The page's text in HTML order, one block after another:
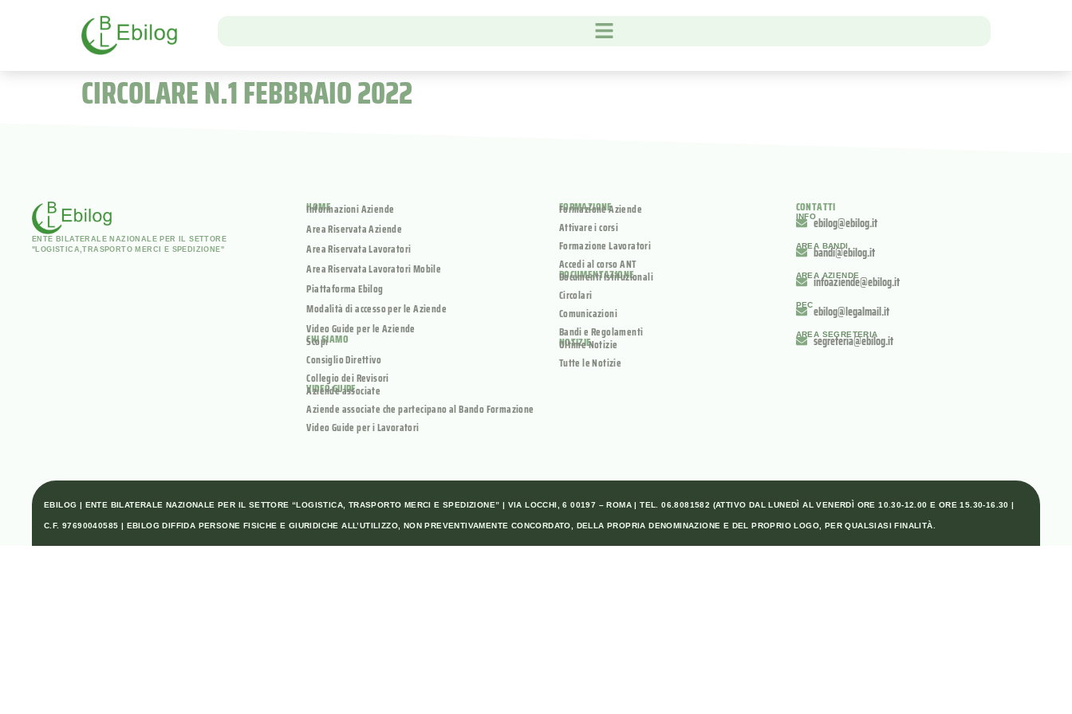
CIRCOLARE N.1 FEBBRAIO 2022
ENTE BILATERALE NAZIONALE PER IL SETTORE
"LOGISTICA,TRASPORTO MERCI E SPEDIZIONE"
HOME
Informazioni Aziende
Area Riservata Aziende
Area Riservata Lavoratori
Area Riservata Lavoratori Mobile
Piattaforma Ebilog
Modalità di accesso per le Aziende
Video Guide per le Aziende
CHI SIAMO
Scopi
Consiglio Direttivo
Collegio dei Revisori
VIDEO GUIDE
Aziende associate
Aziende associate che partecipano al Bando Formazione
Video Guide per i Lavoratori
FORMAZIONE
Formazione Aziende
Attivare i corsi
Formazione Lavoratori
Accedi al corso ANT
DOCUMENTAZIONE
Documenti Istituzionali
Circolari
Comunicazioni
Bandi e Regolamenti
NOTIZIE
Ultime Notizie
Tutte le Notizie
CONTATTI
INFOebilog@ebilog.it
AREA BANDI
bandi@ebilog.it
AREA AZIENDE
infoaziende@ebilog.it
PECebilog@legalmail.it
AREA SEGRETERIA
segreteria@ebilog.it
EBILOG | ENTE BILATERALE NAZIONALE PER IL SETTORE “LOGISTICA, TRASPORTO MERCI E SPEDIZIONE” | VIA LOCCHI, 6 00197 – ROMA | TEL. 06.8081582 (ATTIVO DAL LUNEDÌ AL VENERDÌ ORE 10.30-12.00 E ORE 15.30-16.30 |
C.F. 97690040585 | EBILOG DIFFIDA PERSONE FISICHE E GIURIDICHE ALL’UTILIZZO, NON PREVENTIVAMENTE CONCORDATO, DELLA PROPRIA DENOMINAZIONE E DEL PROPRIO LOGO, PER QUALSIASI FINALITÀ.